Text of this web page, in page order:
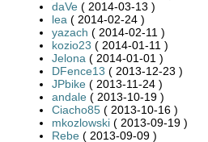
daVe ( 2014-03-13 )
lea ( 2014-02-24 )
yazach ( 2014-02-11 )
kozio23 ( 2014-01-11 )
Jelona ( 2014-01-01 )
DFence13 ( 2013-12-23 )
JPbike ( 2013-11-24 )
andale ( 2013-10-19 )
Ciacho85 ( 2013-10-16 )
mkozlowski ( 2013-09-19 )
Rebe ( 2013-09-09 )